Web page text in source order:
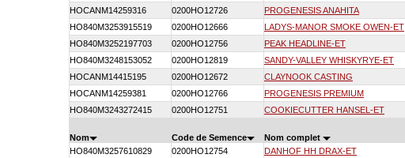
HOCANM14259316
0200HO12726 PROGENESIS ANAHITA
HO840M3253915519
0200HO12666 LADYS-MANOR SMOKE OWEN-ET
HO840M3252197703
0200HO12756 PEAK HEADLINE-ET
HO840M3248153052
0200HO12819 SANDY-VALLEY WHISKYRYE-ET
HOCANM14415195
0200HO12672 CLAYNOOK CASTING
HOCANM14259381
0200HO12766 PROGENESIS PREMIUM
HO840M3243272415
0200HO12751 COOKIECUTTER HANSEL-ET
Nom Code de Semence Nom complet
HO840M3257610829
0200HO12754 DANHOF HH DRAX-ET